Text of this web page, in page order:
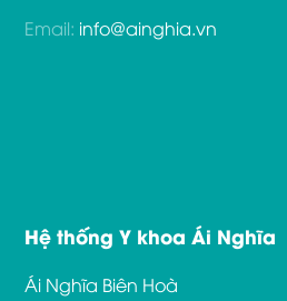
Email: info@ainghia.vn
Hệ thống Y khoa Ái Nghĩa
Ái Nghĩa Biên Hoà